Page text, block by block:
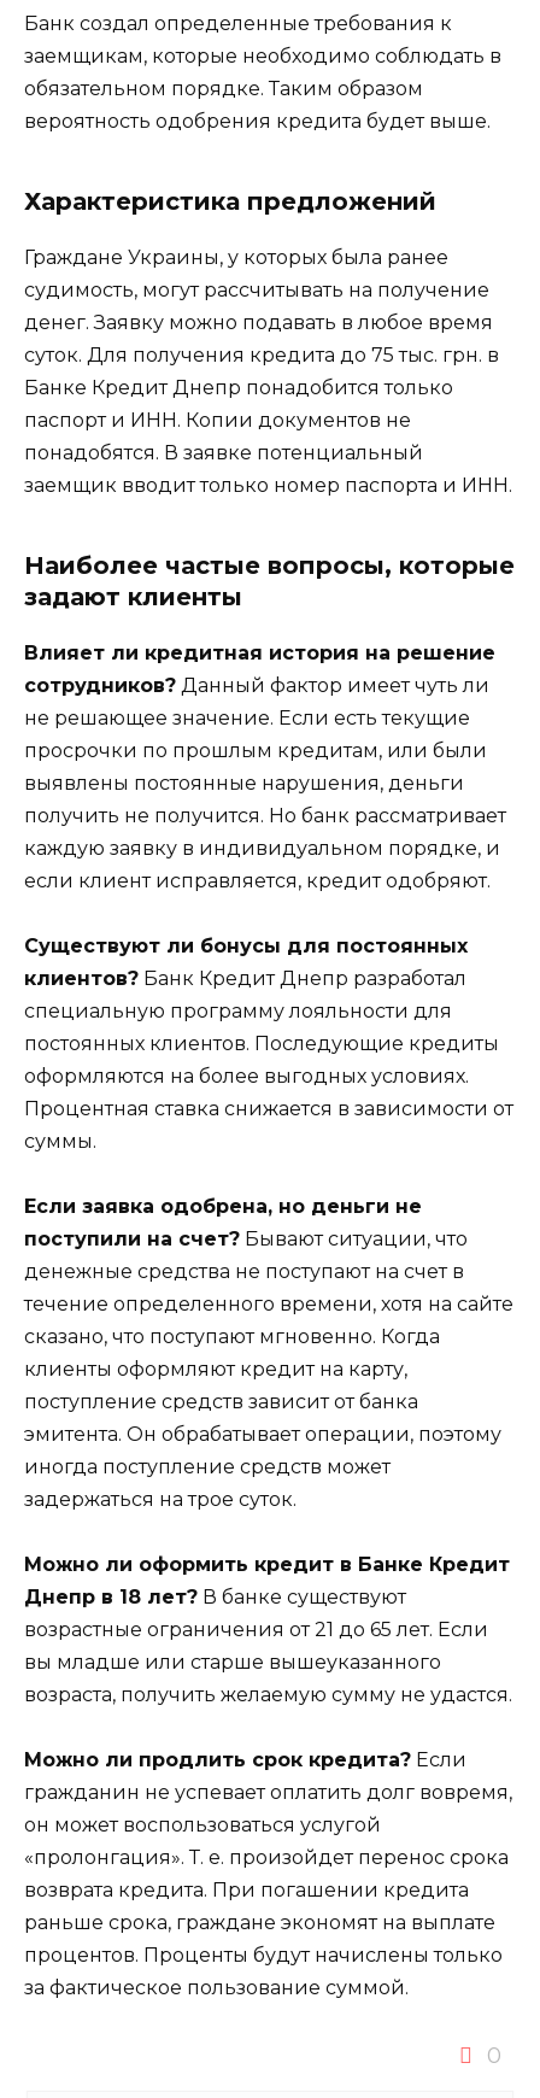
Банк создал определенные требования к
заемщикам, которые необходимо соблюдать в
обязательном порядке. Таким образом
вероятность одобрения кредита будет выше.
Характеристика предложений
Граждане Украины, у которых была ранее
судимость, могут рассчитывать на получение
денег. Заявку можно подавать в любое время
суток. Для получения кредита до 75 тыс. грн. в
Банке Кредит Днепр понадобится только
паспорт и ИНН. Копии документов не
понадобятся. В заявке потенциальный
заемщик вводит только номер паспорта и ИНН.
Наиболее частые вопросы, которые
задают клиенты
Влияет ли кредитная история на решение
сотрудников? Данный фактор имеет чуть ли
не решающее значение. Если есть текущие
просрочки по прошлым кредитам, или были
выявлены постоянные нарушения, деньги
получить не получится. Но банк рассматривает
каждую заявку в индивидуальном порядке, и
если клиент исправляется, кредит одобряют.
Существуют ли бонусы для постоянных
клиентов? Банк Кредит Днепр разработал
специальную программу лояльности для
постоянных клиентов. Последующие кредиты
оформляются на более выгодных условиях.
Процентная ставка снижается в зависимости от
суммы.
Если заявка одобрена, но деньги не
поступили на счет? Бывают ситуации, что
денежные средства не поступают на счет в
течение определенного времени, хотя на сайте
сказано, что поступают мгновенно. Когда
клиенты оформляют кредит на карту,
поступление средств зависит от банка
эмитента. Он обрабатывает операции, поэтому
иногда поступление средств может
задержаться на трое суток.
Можно ли оформить кредит в Банке Кредит
Днепр в 18 лет? В банке существуют
возрастные ограничения от 21 до 65 лет. Если
вы младше или старше вышеуказанного
возраста, получить желаемую сумму не удастся.
Можно ли продлить срок кредита? Если
гражданин не успевает оплатить долг вовремя,
он может воспользоваться услугой
«пролонгация». Т. е. произойдет перенос срока
возврата кредита. При погашении кредита
раньше срока, граждане экономят на выплате
процентов. Проценты будут начислены только
за фактическое пользование суммой.
0